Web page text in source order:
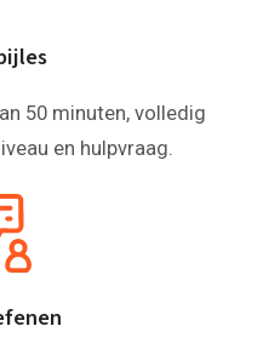
50 minuten, volledig
en hulpvraag.